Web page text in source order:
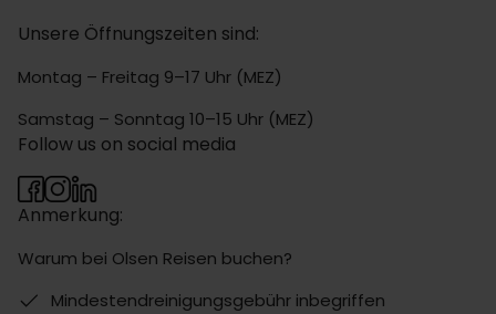
Unsere Öffnungszeiten sind:
Montag – Freitag 9–17 Uhr (MEZ)
Samstag – Sonntag 10–15 Uhr (MEZ)
Anmerkung:
Warum bei Olsen Reisen buchen?
Mindestendreinigungsgebühr inbegriffen
Follow us on social media